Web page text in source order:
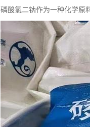
磷酸氢二钠作为一种化学原